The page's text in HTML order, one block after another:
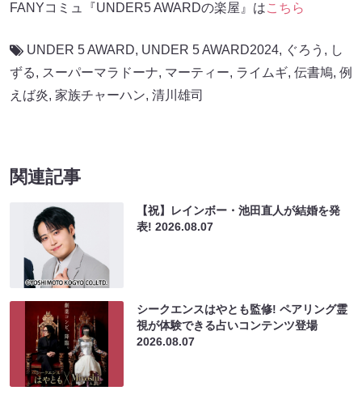
FANYコミュ『UNDER5 AWARDの楽屋』はこちら
UNDER 5 AWARD, UNDER 5 AWARD2024, ぐろう , し
ずる, スーパーマラドーナ, マーティー, ライムギ, 伝書鳩, 例
えば炎, 家族チャーハン, 清川雄司
関連記事
【祝】レインボー・池田直人が結婚を発
表!2026.08.07
シークエンスはやとも監修! ペアリング霊
視が体験できる占いコンテンツ登場
2026.08.07